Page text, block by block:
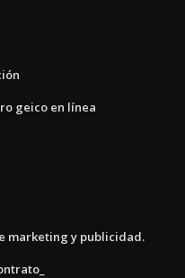
geico en línea
marketing y publicidad.